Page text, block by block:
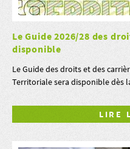
Le Guide 2026/28 des
disponible
Le Guide des droits et des
Territoriale sera disponible dès
LIRE